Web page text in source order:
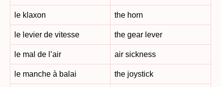
le klaxon the horn
le levier de vitesse the gear lever
le mal de l’air air sickness
le manche à balai the joystick